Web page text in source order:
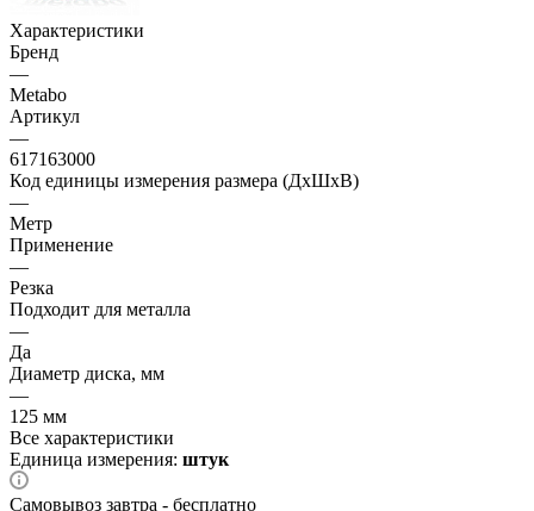
Характеристики
Бренд
—
Metabo
Артикул
—
617163000
Код единицы измерения размера (ДхШхВ)
—
Метр
Применение
—
Резка
Подходит для металла
—
Да
Диаметр диска, мм
—
125 мм
Все характеристики
Единица измерения: штук
Самовывоз завтра - бесплатно